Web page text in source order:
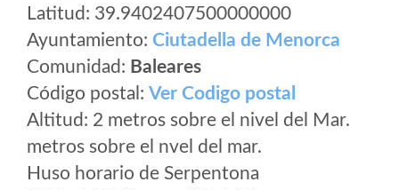
Latitud: 39.9402407500000000
Ayuntamiento: Ciutadella de Menorca
Comunidad: Baleares
Código postal: Ver Codigo postal
Altitud: 2 metros sobre el nivel del Mar.
metros sobre el nvel del mar.
Huso horario de Serpentona